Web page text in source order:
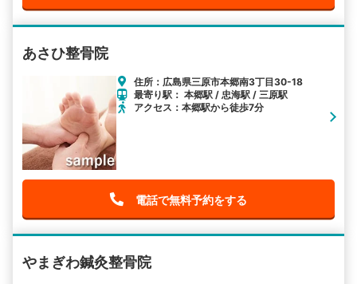
あさひ整骨院
住所：広島県三原市本郷南3丁目30-18
最寄り駅： 本郷駅 / 忠海駅 / 三原駅
アクセス：本郷駅から徒歩7分
電話で無料予約をする
やまぎわ鍼灸整骨院